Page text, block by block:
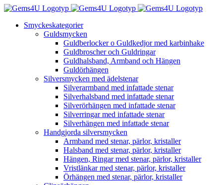
Fortsätt
innehålletSmyckeskategorier
Guldsmycken
Guldberlocker o Guldkedjor med karbinhake
Guldbroscher och Guldringar
Guldhalsband, Armband och Hängen
Guldörhängen
Silversmycken med ädelstenar
Silverarmband med infattade stenar
Silverhalsband med infattade stenar
Silverörhängen med infattade stenar
Silverringar med infattade stenar
Silverhängen med infattade stenar
Handgjorda silversmycken
Armband med stenar, pärlor, kristaller
Halsband med stenar, pärlor, kristaller
Hängen, Ringar med stenar, pärlor, kristaller
Vristlänkar med stenar, pärlor, kristaller
Örhängen med stenar, pärlor, kristaller